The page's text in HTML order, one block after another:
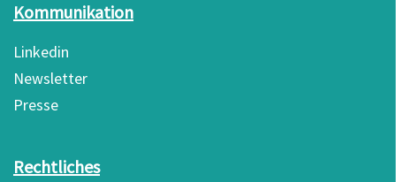
Kommunikation
Linkedin
Newsletter
Presse
Rechtliches